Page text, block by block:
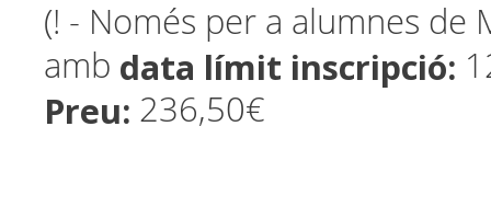
(! - Només per a alumnes de
amb data límit inscripció:
Preu: 236,50€